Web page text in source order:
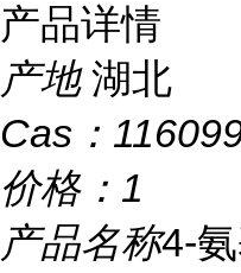
产品详情
产地 湖北
Cas：
价格： 1
产品名称4-